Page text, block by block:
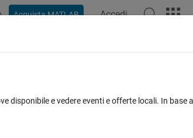
Acquista MATLAB Accedi
(for loopの高速化)
disponibile e vedere eventi e offerte locali. In